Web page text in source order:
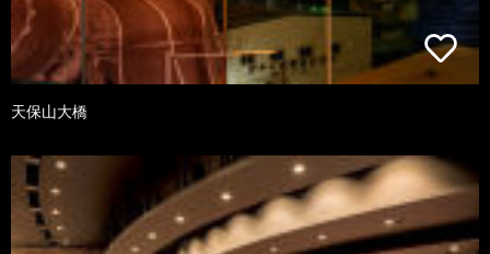
天保山大橋